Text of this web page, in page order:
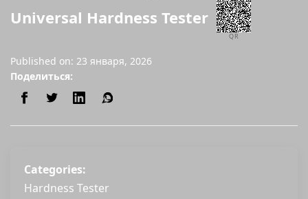
Universal Hardness Tester
QR
Published on: 23 января, 2026
Поделиться:
Categories:
Hardness Tester